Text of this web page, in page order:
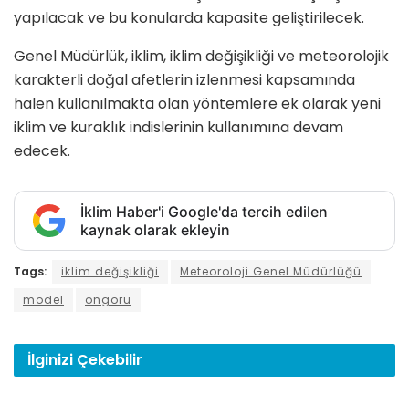
yapılacak ve bu konularda kapasite geliştirilecek.
Genel Müdürlük, iklim, iklim değişikliği ve meteorolojik
karakterli doğal afetlerin izlenmesi kapsamında
halen kullanılmakta olan yöntemlere ek olarak yeni
iklim ve kuraklık indislerinin kullanımına devam
edecek.
İklim Haber'i Google'da tercih edilen
kaynak olarak ekleyin
Tags: iklim değişikliği
Meteoroloji Genel Müdürlüğü
model
öngörü
İlginizi Çekebilir